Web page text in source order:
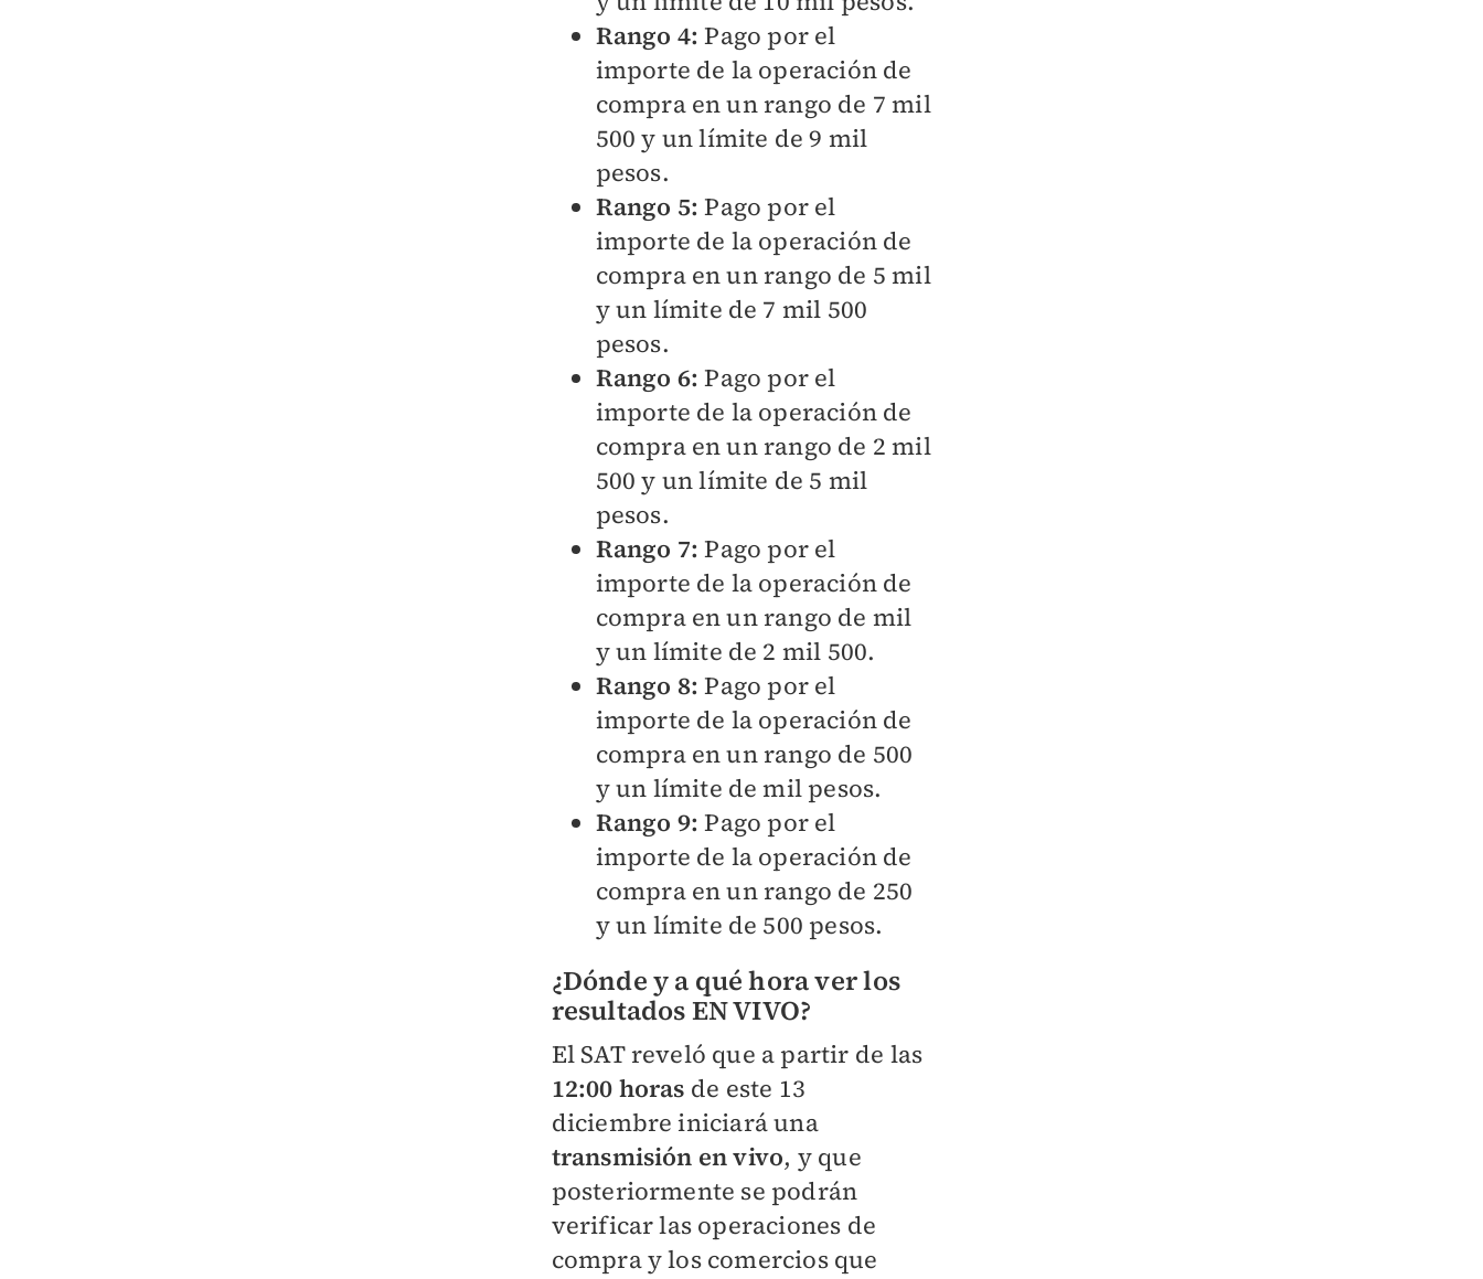
Rango 4: Pago por el
importe de la operación de
compra en un rango de 7 mil
500 y un límite de 9 mil
pesos.
Rango 5: Pago por el
importe de la operación de
compra en un rango de 5 mil
y un límite de 7 mil 500
pesos.
Rango 6:Pago por el
importe de la operación de
compra en un rango de 2 mil
500 y un límite de 5 mil
pesos.
Rango 7: Pago por el
importe de la operación de
compra en un rango de mil
y un límite de 2 mil 500.
Rango 8: Pago por el
importe de la operación de
compra en un rango de 500
y un límite de mil pesos.
Rango 9:Pago por el
importe de la operación de
compra en un rango de 250
y un límite de 500 pesos.
¿Dónde y a qué hora ver los
resultados EN VIVO?
El SAT reveló que a partir de las
12:00 horas de este 13
diciembre iniciará una
transmisión en vivo, y que
posteriormente se podrán
verificar las operaciones de
compra y los comercios que